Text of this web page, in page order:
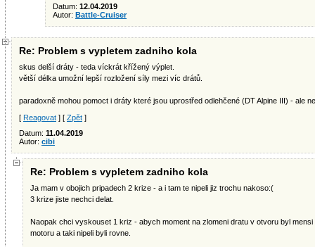
Datum: 12.04.2019
Autor: Battle-Cruiser
Re: Problem s vypletem zadniho kola
skus delší dráty - teda víckrát křížený výplet.
větší délka umožní lepší rozložení síly mezi víc drátů.
paradoxně mohou pomoct i dráty které jsou uprostřed odlehčené (DT Alpine III) - ale
[ Reagovat ] [ Zpět ]
Datum: 11.04.2019
Autor: cibi
Re: Problem s vypletem zadniho kola
Ja mam v obojich pripadech 2 krize - a i tam te nipeli jiz trochu nakoso:(
3 krize jiste nechci delat.
Naopak chci vyskouset 1 kriz - abych moment na zlomeni dratu v otvoru byl
motoru a taki nipeli byli rovne.